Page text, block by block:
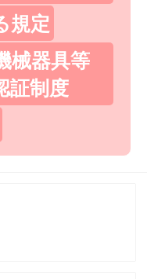
規定
械器具等
証制度